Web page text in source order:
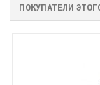
ПОКУПАТЕЛИ